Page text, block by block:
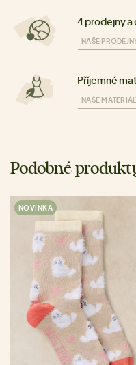
4 prodejny a
NAŠE
Příjemné
NAŠE
Podobné
NOVINKA